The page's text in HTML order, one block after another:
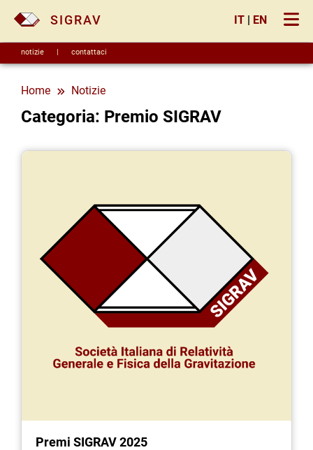
SIGRAV IT | EN
notizie | contattaci
×
Home notizie
Categoria: Premio SIGRAV
Premi SIGRAV 2025